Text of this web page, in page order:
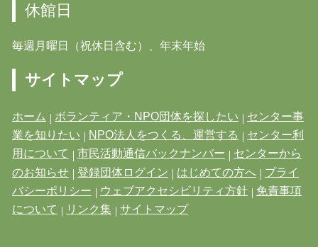
休館日
毎週月曜日（祝休日含む）、年末年始
サイトマップ
ホーム ボランティア・NPO団体を探したい
センター事
業を知りたい
NPO法人をつくる、運営する
センター利
用について
市民活動通信バックナンバー
センターから
のお知らせ
登録団体ログイン はじめての方へ
プライ
バシーポリシー
ウェブアクセシビリティ方針
免責事項
について
リンク集 サイトマップ